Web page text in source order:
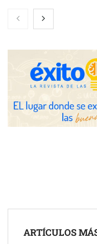
La luz roja, el nuevo
ARTÍCULOS